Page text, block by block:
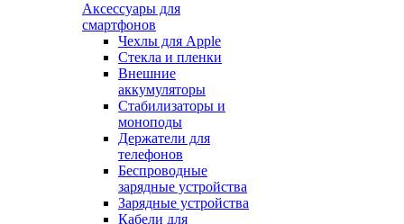
Аксессуары для
смартфонов
Чехлы для Apple
Стекла и пленки
Внешние
аккумуляторы
Стабилизаторы и
моноподы
Держатели для
телефонов
Беспроводные
зарядные устройства
Зарядные устройства
Кабели для